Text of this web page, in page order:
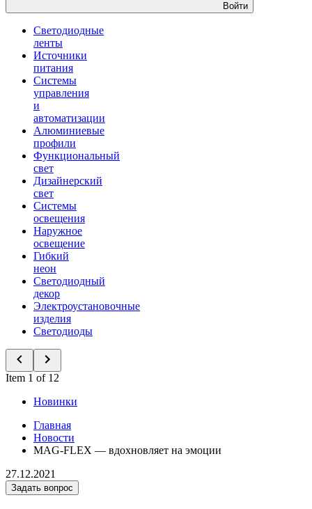
Войти
Светодиодные
ленты
Источники
питания
Системы
управления
и
автоматизации
Алюминиевые
профили
Функциональный
свет
Дизайнерский
свет
Системы
освещения
Наружное
освещение
Гибкий
неон
Светодиодный
декор
Электроустановочные
изделия
Светодиоды
Item 1 of 12
Новинки
Главная
Новости
MAG-FLEX — вдохновляет на эмоции
27.12.2021
Задать вопрос